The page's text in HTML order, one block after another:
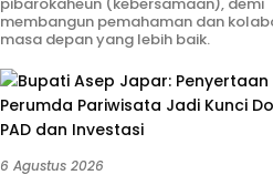
membangun pemahaman dan
masa depan yang lebih baik.
6 Agustus 2026